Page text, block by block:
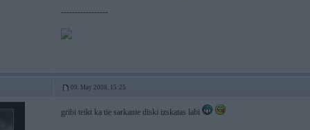
-----------------
09. May 2008, 15:25
gribi teikt ka tie sarkanie diski izskatas labi